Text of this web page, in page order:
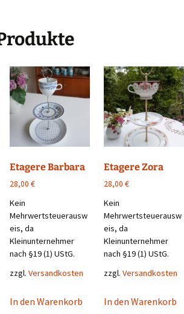
Etagere Barbara
28,00€
Kein
Mehrwertsteuerausw
eis, da
Kleinunternehmer
nach §19 (1) UStG.
zzgl.Versandkosten
In den Warenkorb
Etagere Zora
28,00€
Kein
Mehrwertsteuerausw
eis, da
Kleinunternehmer
nach §19 (1) UStG.
zzgl.Versandkosten
In den Warenkorb